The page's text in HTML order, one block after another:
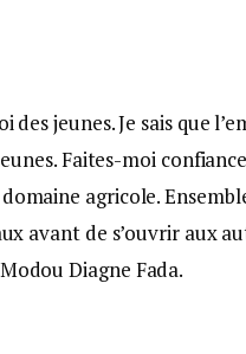
jeunes. Je sais que
Faites-moi
agricole.
avant de s’ouvrir aux
Diagne Fada.